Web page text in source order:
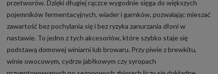
przetworów. Dzięki długiej rączce wygodnie sięga do większych
pojemników fermentacyjnych, wiader i garnków, pozwalając mieszać
zawartość bez pochylania się i bez ryzyka zanurzania dłoni w
nastawie. To jedno z tych akcesoriów, które szybko staje się
podstawą domowej winiarni lub browaru. Przy piwie z brewkitu,
winie owocowym, cydrze jabłkowym czy syropach